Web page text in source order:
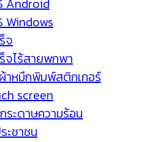
Android
Windows
จ
จไร้สายพกพา
าหมึกพิมพ์สติกเกอร์
screen
ระดาษความร้อน
ะชาชน